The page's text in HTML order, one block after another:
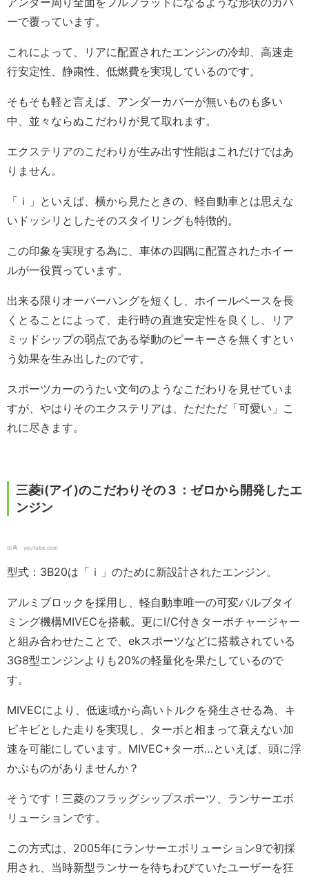
ーで覆っています。
これによって、リアに配置されたエンジンの冷却、高速走
行安定性、静粛性、低燃費を実現しているのです。
そもそも軽と言えば、アンダーカバーが無いものも多い
中、並々ならぬこだわりが見て取れます。
エクステリアのこだわりが生み出す性能はこれだけではあ
りません。
「ｉ」といえば、横から見たときの、軽自動車とは思えな
いドッシリとしたそのスタイリングも特徴的。
この印象を実現する為に、車体の四隅に配置されたホイー
ルが一役買っています。
出来る限りオーバーハングを短くし、ホイールベースを長
くとることによって、走行時の直進安定性を良くし、リア
ミッドシップの弱点である挙動のピーキーさを無くすとい
う効果を生み出したのです。
スポーツカーのうたい文句のようなこだわりを見せていま
すが、やはりそのエクステリアは、ただただ「可愛い」こ
れに尽きます。
三菱i(アイ)のこだわりその３：ゼロから開発したエ
ンジン
出典：youtube.com
型式：3B20は「ｉ」のために新設計されたエンジン。
アルミブロックを採用し、軽自動車唯一の可変バルブタイ
ミング機構MIVECを搭載。更にI/C付きターボチャージャー
と組み合わせたことで、ekスポーツなどに搭載されている
3G8型エンジンよりも20%の軽量化を果たしているので
す。
MIVECにより、低速域から高いトルクを発生させる為、キ
ビキビとした走りを実現し、ターボと相まって衰えない加
速を可能にしています。MIVEC+ターボ…といえば、頭に浮
かぶものがありませんか？
そうです！三菱のフラッグシップスポーツ、ランサーエボ
リューションです。
この方式は、2005年にランサーエボリューション9で初採
用され、当時新型ランサーを待ちわびていたユーザーを狂